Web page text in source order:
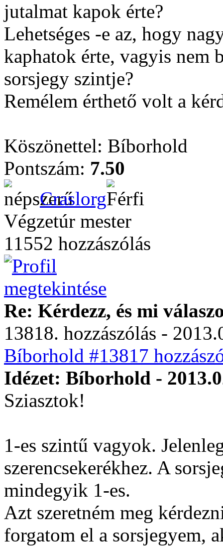
jutalmat kapok érte?
Lehetséges -e az, hogy
kaphatok érte, vagyis nem
sorsjegy szintje?
Remélem érthető volt a
Köszönettel: Bíborhold
Pontszám: 7.50
Craslorg
Végzetúr mester
11552 hozzászólás
Re: Kérdezz, és mi
13818. hozzászólás -
Bíborhold #13817
Idézet: Bíborhold -
Sziasztok!
1-es szintű vagyok.
szerencsekerékhez. A
mindegyik 1-es.
Azt szeretném meg
forgatom el a sorsjegyem,